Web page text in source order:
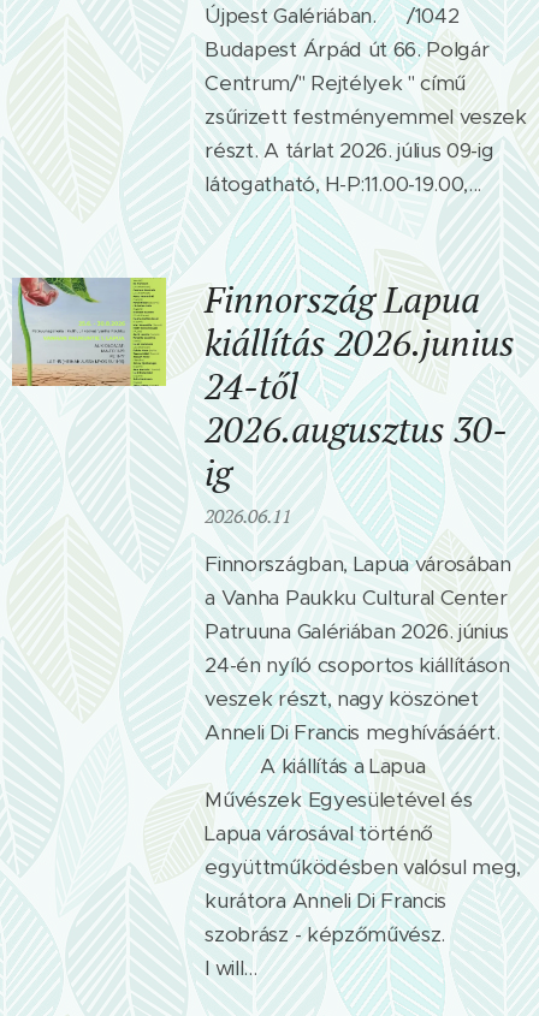
Újpest Galériában. 🙂/1042
Budapest Árpád út 66. Polgár
Centrum/" Rejtélyek " című
zsűrizett festményemmel veszek
részt. A tárlat 2026. július 09-ig
látogatható, H-P:11.00-19.00,...
FinnországLapua
kiállítás2026.junius
24-től
2026.augusztus 30-
ig
2026.06.11
Finnországban, Lapua városában
a Vanha Paukku Cultural Center
Patruuna Galériában 2026. június
24-én nyíló csoportos kiállításon
veszek részt, nagy köszönet
Anneli Di Francis meghívásáért.
❤️🙏 A kiállítás a Lapua
Művészek Egyesületével és
Lapua városával történő
együttműködésben valósul meg,
kurátora Anneli Di Francis
szobrász - képzőművész.
I will...